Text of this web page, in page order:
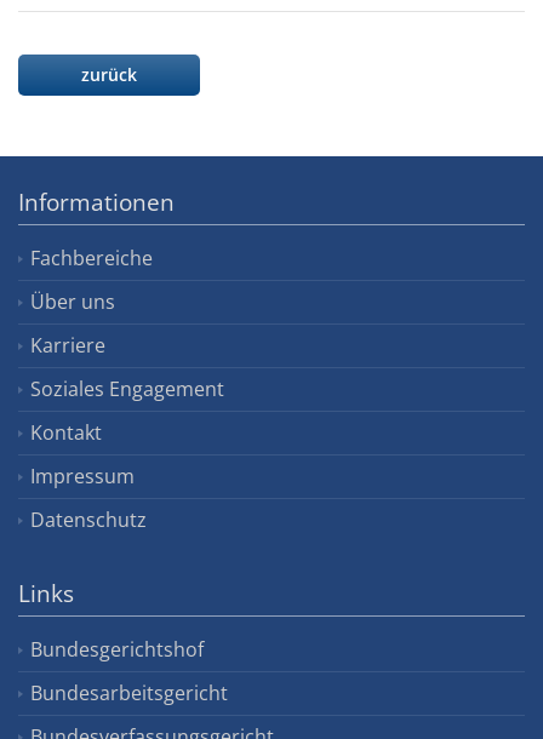
zurück
Informationen
Fachbereiche
Über uns
Karriere
Soziales Engagement
Kontakt
Impressum
Datenschutz
Links
Bundesgerichtshof
Bundesarbeitsgericht